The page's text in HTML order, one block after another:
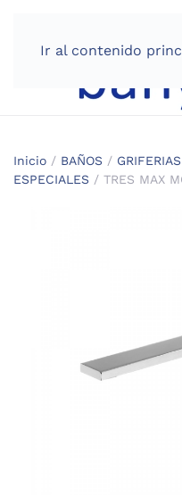
Ir al contenido
Inicio / BAÑOS / GRIFERIAS
ESPECIALES / TRES MAX